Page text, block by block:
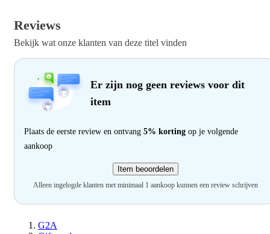
Reviews
Bekijk wat onze klanten van deze titel vinden
Er zijn nog geen reviews voor dit
item
Plaats de eerste review en ontvang 5% korting op je volgende
aankoop
Item beoordelen
Alleen ingelogde klanten met minimaal 1 aankoop kunnen een review schrijven
G2A